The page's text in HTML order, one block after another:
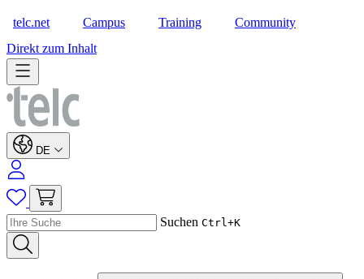
telc.net Campus Training Community
Direkt zum Inhalt
DE
Suchen Ctrl+K